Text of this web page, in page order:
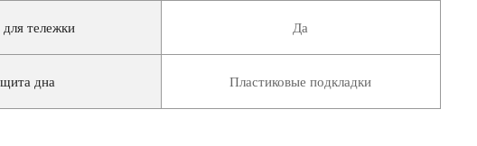
для тележки Да
дна Пластиковые подкладки